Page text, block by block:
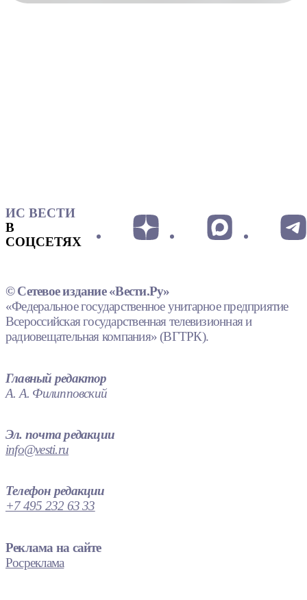
ИС ВЕСТИ
В
СОЦСЕТЯХ
© Сетевое издание «Вести.Ру»
«Федеральное государственное унитарное предприятие
Всероссийская государственная телевизионная и
радиовещательная компания» (ВГТРК).
Главный редактор
А. А. Филипповский
Эл. почта редакции
info@vesti.ru
Телефон редакции
+7 495 232 63 33
Реклама на сайте
Росреклама